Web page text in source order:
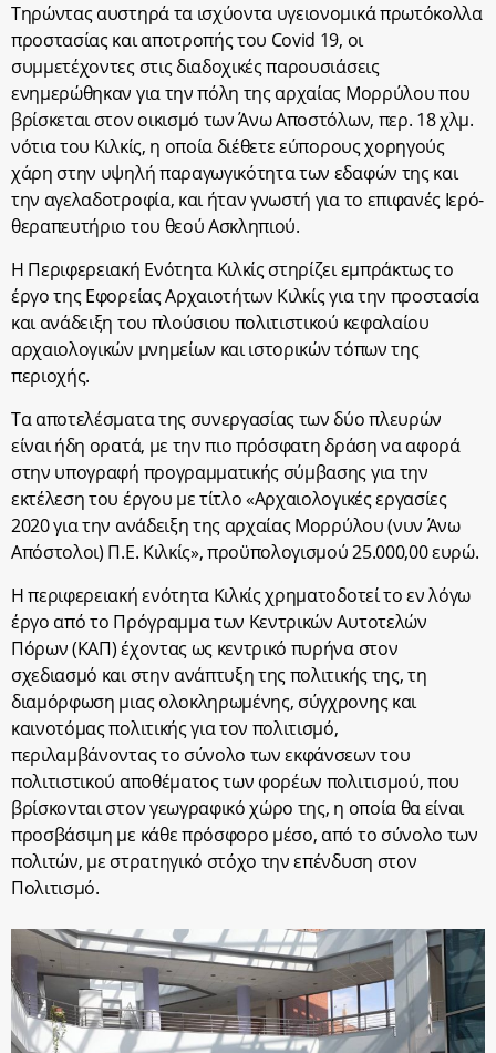
Τηρώντας αυστηρά τα ισχύοντα υγειονομικά πρωτόκολλα
προστασίας και αποτροπής του Covid 19, οι
συμμετέχοντες στις διαδοχικές παρουσιάσεις
ενημερώθηκαν για την πόλη της αρχαίας Μορρύλου που
βρίσκεται στον οικισμό των Άνω Αποστόλων, περ. 18 χλμ.
νότια του Κιλκίς, η οποία διέθετε εύπορους χορηγούς
χάρη στην υψηλή παραγωγικότητα των εδαφών της και
την αγελαδοτροφία, και ήταν γνωστή για το επιφανές Ιερό-
θεραπευτήριο του θεού Ασκληπιού.
Η Περιφερειακή Ενότητα Κιλκίς στηρίζει εμπράκτως το
έργο της Εφορείας Αρχαιοτήτων Κιλκίς για την προστασία
και ανάδειξη του πλούσιου πολιτιστικού κεφαλαίου
αρχαιολογικών μνημείων και ιστορικών τόπων της
περιοχής.
Τα αποτελέσματα της συνεργασίας των δύο πλευρών
είναι ήδη ορατά, με την πιο πρόσφατη δράση να αφορά
στην υπογραφή προγραμματικής σύμβασης για την
εκτέλεση του έργου με τίτλο «Αρχαιολογικές εργασίες
2020 για την ανάδειξη της αρχαίας Μορρύλου (νυν Άνω
Απόστολοι) Π.Ε. Κιλκίς», προϋπολογισμού 25.000,00 ευρώ.
Η περιφερειακή ενότητα Κιλκίς χρηματοδοτεί το εν λόγω
έργο από το Πρόγραμμα των Κεντρικών Αυτοτελών
Πόρων (ΚΑΠ) έχοντας ως κεντρικό πυρήνα στον
σχεδιασμό και στην ανάπτυξη της πολιτικής της, τη
διαμόρφωση μιας ολοκληρωμένης, σύγχρονης και
καινοτόμας πολιτικής για τον πολιτισμό,
περιλαμβάνοντας το σύνολο των εκφάνσεων του
πολιτιστικού αποθέματος των φορέων πολιτισμού, που
βρίσκονται στον γεωγραφικό χώρο της, η οποία θα είναι
προσβάσιμη με κάθε πρόσφορο μέσο, από το σύνολο των
πολιτών, με στρατηγικό στόχο την επένδυση στον
Πολιτισμό.